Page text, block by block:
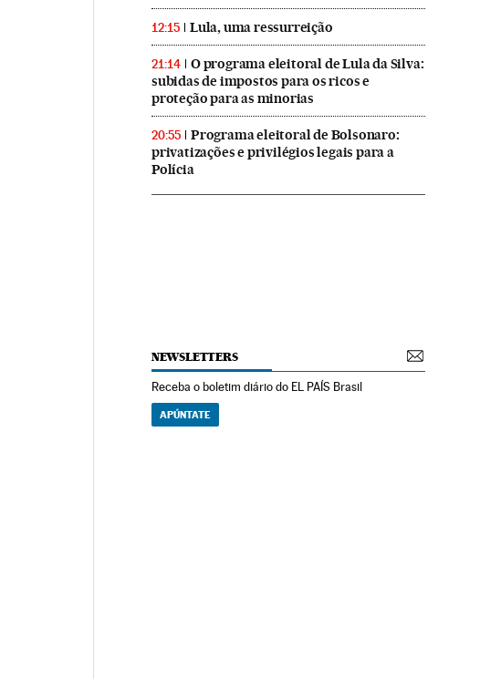
12:15 Lula, uma ressurreição
21:14
O programa eleitoral de Lula da Silva:
subidas de impostos para os ricos e
proteção para as minorias
20:55
Programa eleitoral de Bolsonaro:
privatizações e privilégios legais para a
Polícia
NEWSLETTERS
Receba o boletim diário do EL PAÍS Brasil
APÚNTATE